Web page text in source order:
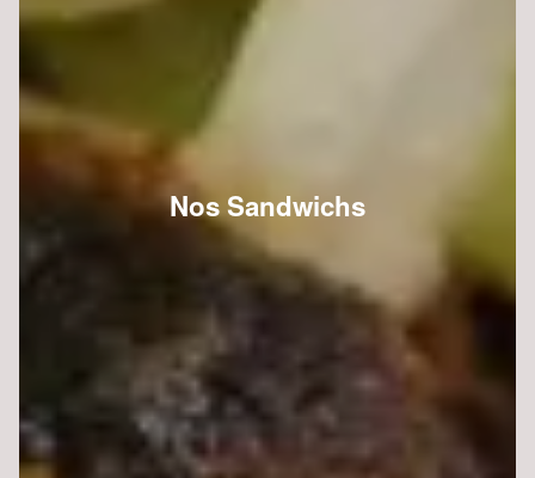
Nos Sandwichs